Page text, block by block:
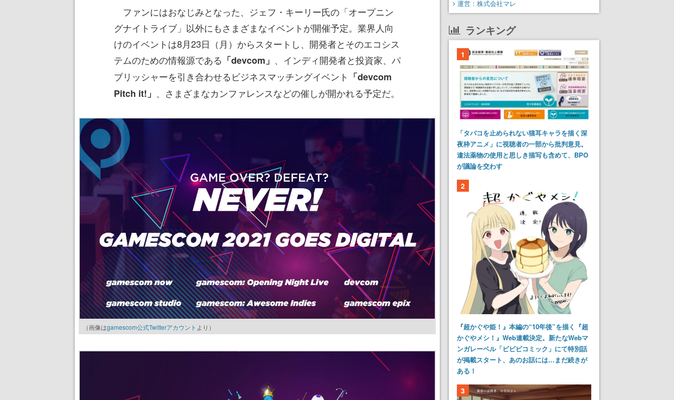
ファンにはおなじみとなった、ジェフ・キーリー氏の「オープニン
グナイトライブ」以外にもさまざまなイベントが開催予定。業界人向
けのイベントは8月23日（月）からスタートし、開発者とそのエコシス
テムのための情報源である 「devcom」 、インディ開発者と投資家、パ
ブリッシャーを引き合わせるビジネスマッチングイベント 「devcom
Pitch it!」 、さまざまなカンファレンスなどの催しが開かれる予定だ。
（画像はgamescom公式Twitterアカウント より）
運営：株式会社マレ
ランキング
1
「タバコを止められない猫耳キャラを描く深
夜枠アニメ」に視聴者の一部から批判意見。
違法薬物の使用と思しき描写も含めて、BPO
が議論を交わす
2
『超かぐや姫！』本編の“10年後”を描く『超
かぐやメシ！』Web連載決定。新たなWebマ
ンガレーベル「ビビビコミック」にて特別話
が掲載スタート、あのお話には…まだ続きが
ある！
3